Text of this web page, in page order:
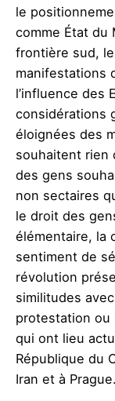
le
comme État du
frontière sud, le
manifestations
l’influence des
considérations
éloignées des
souhaitent rien
des gens
non sectaires
le droit des
élémentaire, la
sentiment de
révolution
similitudes
protestation ou
qui ont lieu
République du
Iran et à Prague.